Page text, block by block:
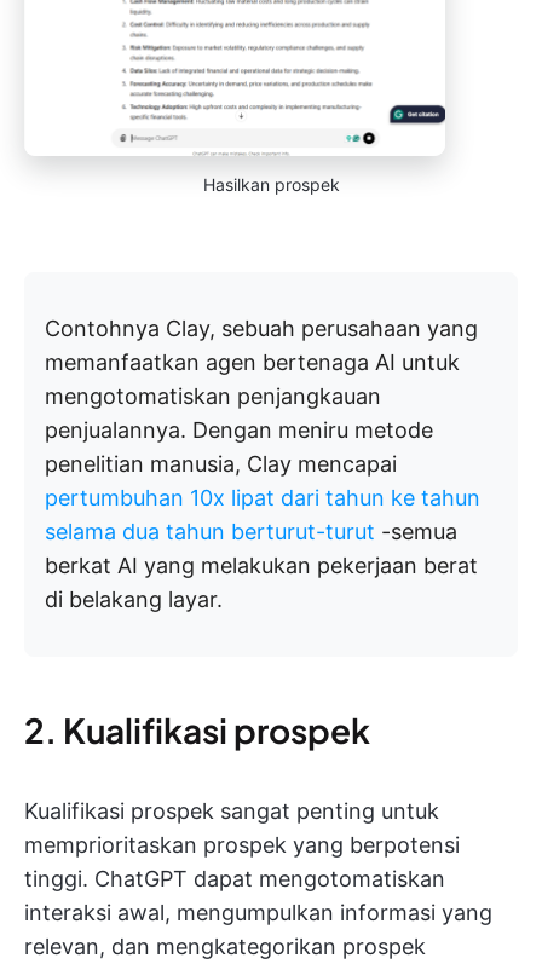
Hasilkan prospek
Contohnya Clay, sebuah perusahaan yang
memanfaatkan agen bertenaga AI untuk
mengotomatiskan penjangkauan
penjualannya. Dengan meniru metode
penelitian manusia, Clay mencapai
pertumbuhan 10x lipat dari tahun ke tahun
selama dua tahun berturut-turut -semua
berkat AI yang melakukan pekerjaan berat
di belakang layar.
2. Kualifikasi prospek
Kualifikasi prospek sangat penting untuk
memprioritaskan prospek yang berpotensi
tinggi. ChatGPT dapat mengotomatiskan
interaksi awal, mengumpulkan informasi yang
relevan, dan mengkategorikan prospek